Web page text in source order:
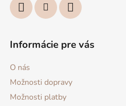
Informácie pre vás
O nás
Možnosti dopravy
Možnosti platby